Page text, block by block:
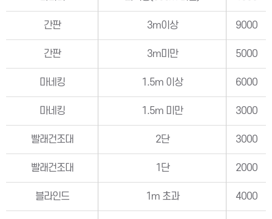
간판 3m이상 9000
간판 3m미만 5000
마네킹 1.5m 이상 6000
마네킹 1.5m 미만 3000
빨래건조대 2단 3000
빨래건조대 1단 2000
블라인드 1m 초과 4000